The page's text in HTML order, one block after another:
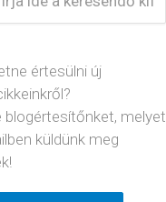
értesülni új
blogértesítőnket, melyet
küldünk meg